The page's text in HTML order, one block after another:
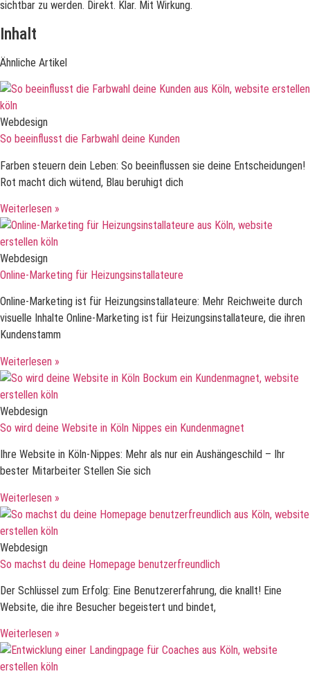
sichtbar zu werden. Direkt. Klar. Mit Wirkung.
Inhalt
Ähnliche Artikel
Webdesign
So beeinflusst die Farbwahl deine Kunden
Farben steuern dein Leben: So beeinflussen sie deine Entscheidungen!
Rot macht dich wütend, Blau beruhigt dich
Weiterlesen »
Webdesign
Online-Marketing für Heizungsinstallateure
Online-Marketing ist für Heizungsinstallateure: Mehr Reichweite durch
visuelle Inhalte Online-Marketing ist für Heizungsinstallateure, die ihren
Kundenstamm
Weiterlesen »
Webdesign
So wird deine Website in Köln Nippes ein Kundenmagnet
Ihre Website in Köln-Nippes: Mehr als nur ein Aushängeschild – Ihr
bester Mitarbeiter Stellen Sie sich
Weiterlesen »
Webdesign
So machst du deine Homepage benutzerfreundlich
Der Schlüssel zum Erfolg: Eine Benutzererfahrung, die knallt! Eine
Website, die ihre Besucher begeistert und bindet,
Weiterlesen »